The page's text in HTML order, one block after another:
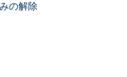
の解除